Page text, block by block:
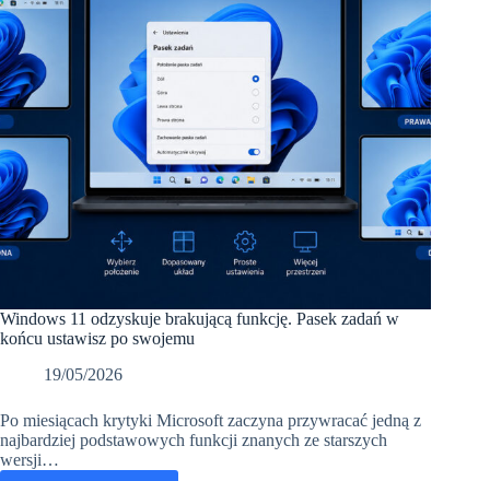
Windows 11 odzyskuje brakującą funkcję. Pasek zadań w
końcu ustawisz po swojemu
19/05/2026
Po miesiącach krytyki Microsoft zaczyna przywracać jedną z
najbardziej podstawowych funkcji znanych ze starszych
wersji…